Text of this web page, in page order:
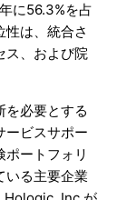
に56.3%を占
は、統合さ
ス、および院
を必要とする
ービスサポー
ポートフォリ
いる主要企業